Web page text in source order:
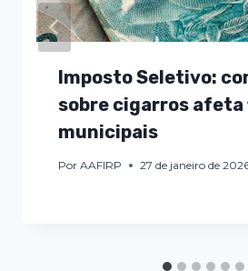
Imposto Seletivo:
sobre cigarros
municipais
Por AAFIRP 27 de janeiro de